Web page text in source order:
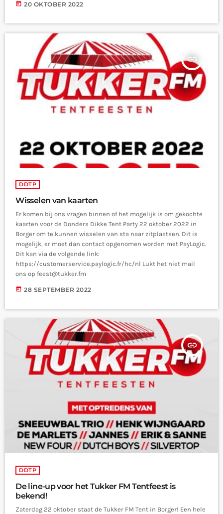
today 20 OKTOBER 2022
insert_link
DDTP
Wisselen van kaarten
Er komen bij ons vragen binnen of het mogelijk is om gekochte
kaarten voor de Donders Dikke Tent Party 22 oktober 2022 in
Borger om te kunnen wisselen van sta naar zitplaatsen. Dit is
mogelijk, er moet dan contact opgenomen worden met PayLogic.
Dit kan via de volgende link:
https://customerservice.paylogic.fr/hc/nl Lukt het niet mail
ons op feest@tukker.fm
today 28 SEPTEMBER 2022
insert_link
DDTP
De line-up voor het Tukker FM Tentfeest is
bekend!
Zaterdag 22 oktober staat de Tukker FM Tent in Borger! Een hele